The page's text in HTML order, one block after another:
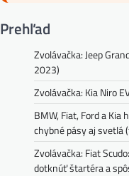
Prehľad
Zvolávačka: Jeep
2023)
Zvolávačka: Kia Niro
BMW, Fiat, Ford a Kia
chybné pásy aj svetlá
Zvolávačka: Fiat
dotknúť štartéra a